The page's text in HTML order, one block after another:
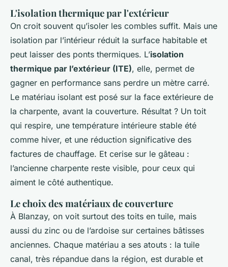
L'isolation thermique par l'extérieur
On croit souvent qu’isoler les combles suffit. Mais une
isolation par l’intérieur réduit la surface habitable et
peut laisser des ponts thermiques. L’isolation
thermique par l’extérieur (ITE), elle, permet de
gagner en performance sans perdre un mètre carré.
Le matériau isolant est posé sur la face extérieure de
la charpente, avant la couverture. Résultat ? Un toit
qui respire, une température intérieure stable été
comme hiver, et une réduction significative des
factures de chauffage. Et cerise sur le gâteau :
l’ancienne charpente reste visible, pour ceux qui
aiment le côté authentique.
Le choix des matériaux de couverture
À Blanzay, on voit surtout des toits en tuile, mais
aussi du zinc ou de l’ardoise sur certaines bâtisses
anciennes. Chaque matériau a ses atouts : la tuile
canal, très répandue dans la région, est durable et